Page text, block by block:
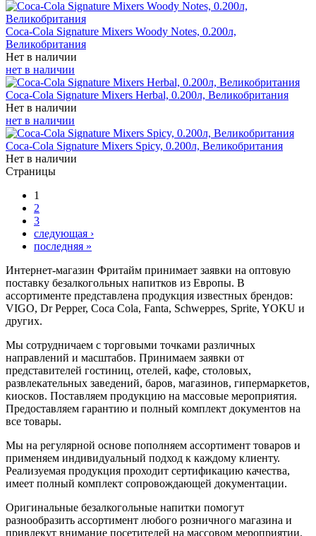
Coca-Cola Signature Mixers Woody Notes, 0.200л,
Великобритания
Нет в наличии
нет в наличии
Coca-Cola Signature Mixers Herbal, 0.200л, Великобритания
Нет в наличии
нет в наличии
Coca-Cola Signature Mixers Spicy, 0.200л, Великобритания
Нет в наличии
Страницы
1
2
3
следующая ›
последняя »
Интернет-магазин Фритайм принимает заявки на оптовую
поставку безалкогольных напитков из Европы. В
ассортименте представлена продукция известных брендов:
VIGO, Dr Pepper, Coca Cola, Fanta, Schweppes, Sprite, YOKU и
других.
Мы сотрудничаем с торговыми точками различных
направлений и масштабов. Принимаем заявки от
представителей гостиниц, отелей, кафе, столовых,
развлекательных заведений, баров, магазинов, гипермаркетов,
киосков. Поставляем продукцию на массовые мероприятия.
Предоставляем гарантию и полный комплект документов на
все товары.
Мы на регулярной основе пополняем ассортимент товаров и
применяем индивидуальный подход к каждому клиенту.
Реализуемая продукция проходит сертификацию качества,
имеет полный комплект сопровождающей документации.
Оригинальные безалкогольные напитки помогут
разнообразить ассортимент любого розничного магазина и
привлекут внимание посетителей на массовом мероприятии.